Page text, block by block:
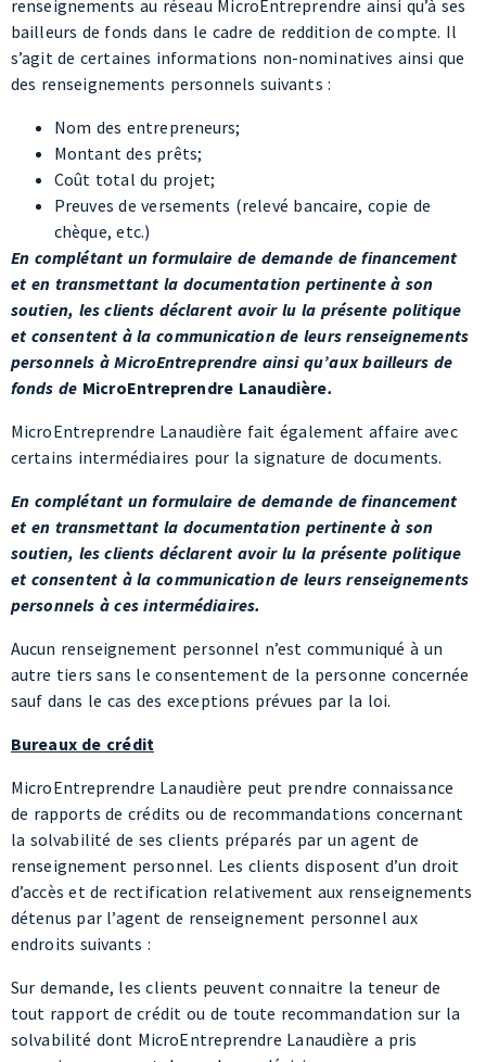
des renseignements personnels suivants :
Nom des entrepreneurs;
Montant des prêts;
Preuves de versements (relevé bancaire, copie de
chèque, etc.)
En complétant un formulaire de demande de financement
et en transmettant la documentation pertinente à son
soutien, les clients déclarent avoir lu la présente politique
et consentent à la communication de leurs renseignements
personnels à MicroEntreprendre ainsi qu’aux bailleurs de
fonds de MicroEntreprendre Lanaudière.
MicroEntreprendre Lanaudière fait également affaire avec
certains intermédiaires pour la signature de documents.
En complétant un formulaire de demande de financement
et en transmettant la documentation pertinente à son
et consentent à la communication de leurs renseignements
personnels à ces intermédiaires.
Aucun renseignement personnel n’est communiqué à un
autre tiers sans le consentement de la personne concernée
Bureaux de crédit
MicroEntreprendre Lanaudière peut prendre connaissance
de rapports de crédits ou de recommandations concernant
renseignement personnel. Les clients disposent d’un droit
d’accès et de rectification relativement aux renseignements
détenus par l’agent de renseignement personnel aux
endroits suivants :
Sur demande, les clients peuvent connaitre la teneur de
tout rapport de crédit ou de toute recommandation sur la
connaissance avant de rendre sa décision.
Droit de consultation